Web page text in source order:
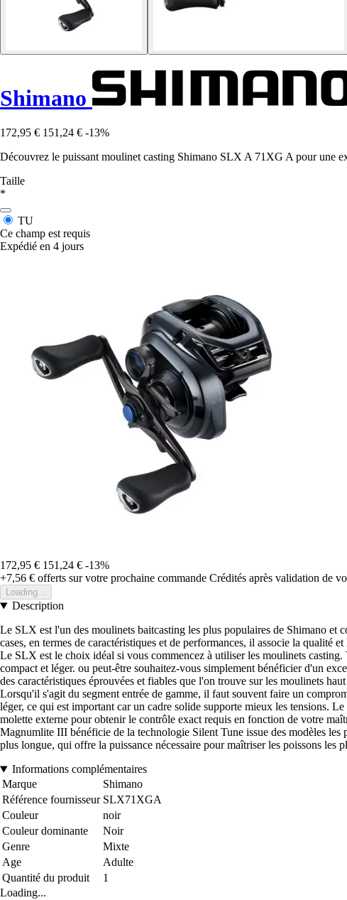
Shimano
172,95 € 151,24 € -13%
Découvrez le puissant moulinet casting Shimano SLX A 71XG A pour une
Taille
*
TU
Ce champ est requis
Expédié en 4 jours
172,95 € 151,24 € -13%
+7,56 € offerts sur votre prochaine commande Crédités après validation de
Loading...
Description
Le SLX est l'un des moulinets baitcasting les plus populaires de Shimano et
cases, en termes de caractéristiques et de performances, il associe la qualité
Le SLX est le choix idéal si vous commencez à utiliser les moulinets casting.
compact et léger. ou peut-être souhaitez-vous simplement bénéficier d'un
des caractéristiques éprouvées et fiables que l'on trouve sur les moulinets
Lorsqu'il s'agit du segment entrée de gamme, il faut souvent faire un
léger, ce qui est important car un cadre solide supporte mieux les tensions.
molette externe pour obtenir le contrôle exact requis en fonction de votre
Magnumlite III bénéficie de la technologie Silent Tune issue des modèles
plus longue, qui offre la puissance nécessaire pour maîtriser les poissons les
Informations complémentaires
Marque
Shimano
Référence fournisseur SLX71XGA
Couleur
noir
Couleur dominante
Noir
Genre
Mixte
Age
Adulte
Quantité du produit
1
Loading...